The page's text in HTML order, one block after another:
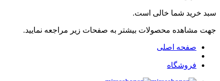
سبد خرید شما خالی است.
جهت مشاهده محصولات بیشتر به صفحات زیر مراجعه نمایید.
صفحه اصلی
فروشگاه